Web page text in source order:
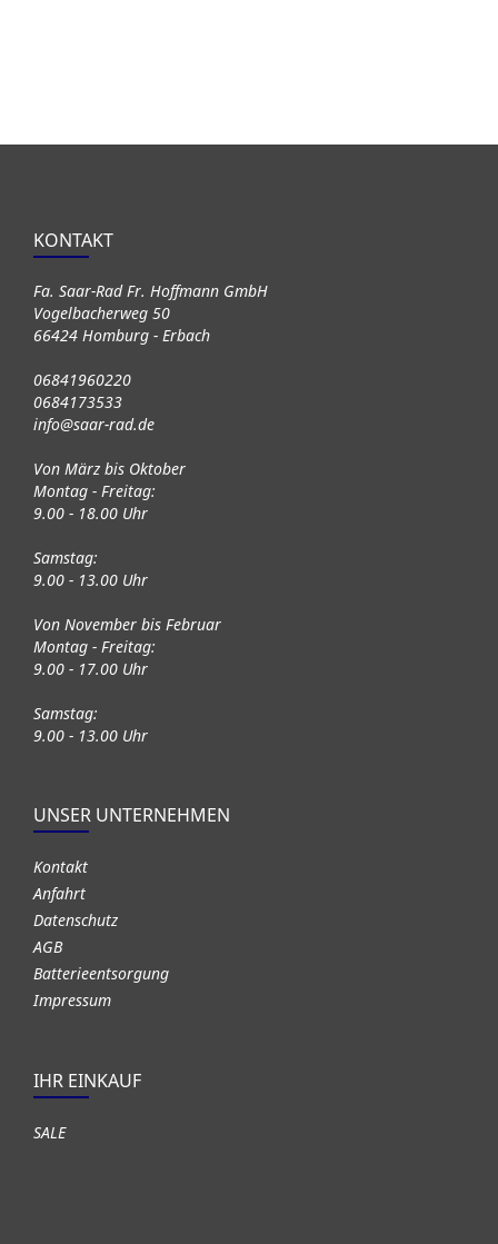
KONTAKT
Fa. Saar-Rad Fr. Hoffmann GmbH
Vogelbacherweg 50
66424 Homburg - Erbach
06841960220
0684173533
info@saar-rad.de
Von März bis Oktober
Montag - Freitag:
9.00 - 18.00 Uhr
Samstag:
9.00 - 13.00 Uhr
Von November bis Februar
Montag - Freitag:
9.00 - 17.00 Uhr
Samstag:
9.00 - 13.00 Uhr
UNSER UNTERNEHMEN
Kontakt
Anfahrt
Datenschutz
AGB
Batterieentsorgung
Impressum
IHR EINKAUF
SALE